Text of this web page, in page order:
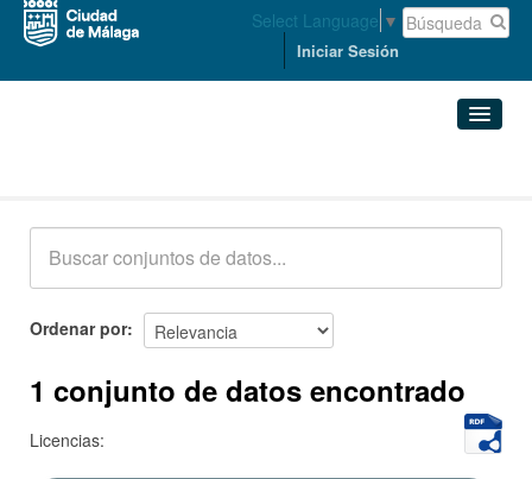
Select Language ▼
Iniciar Sesión
Acerca de
Ordenar por
1 conjunto de datos encontrado
Licencias: